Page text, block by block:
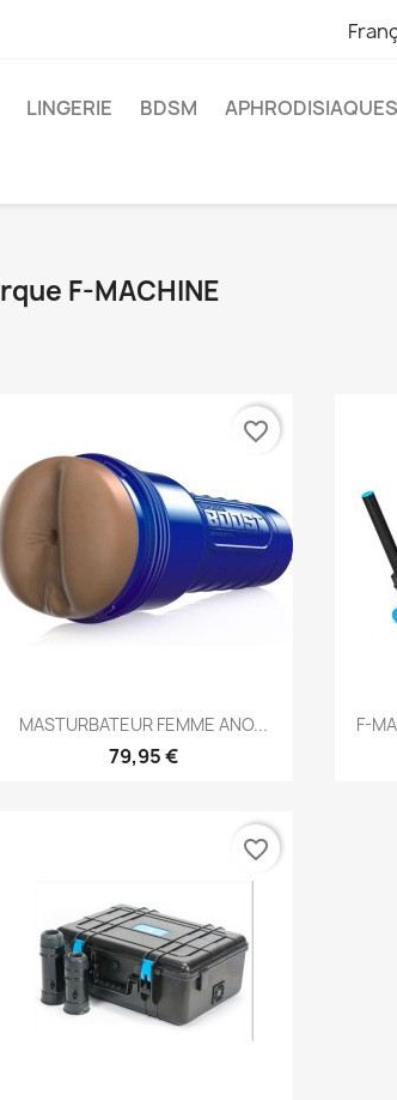
LINGERIE BDSM APHRODISIAQUES
F-MACHINE
Aperçu rapide
MASTURBATEUR FEMME ANO...
79,95 €
favorite_border
F-
favorite_border